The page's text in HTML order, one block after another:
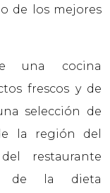
de los mejores
una cocina
frescos y de
selección de
la región del
restaurante
de la dieta